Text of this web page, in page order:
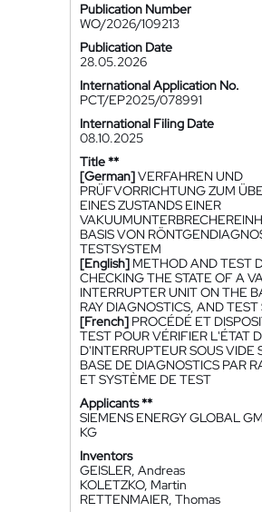
Publication Number
WO/2026/109213
Publication Date
28.05.2026
International Application No.
PCT/EP2025/078991
International Filing Date
08.10.2025
Title **
[German]VERFAHREN UND
PRÜFVORRICHTUNG ZUM
EINES ZUSTANDS EINER
BASIS VON
TESTSYSTEM
[English] METHOD AND TEST
CHECKING THE STATE OF A
INTERRUPTER UNIT ON THE
RAY DIAGNOSTICS, AND TEST
[French] PROCÉDÉ ET
TEST POUR VÉRIFIER L'ÉTAT
D'INTERRUPTEUR SOUS VIDE
BASE DE DIAGNOSTICS PAR
ET SYSTÈME DE TEST
Applicants **
SIEMENS ENERGY GLOBAL
KG
Inventors
GEISLER, Andreas
KOLETZKO, Martin
RETTENMAIER, Thomas